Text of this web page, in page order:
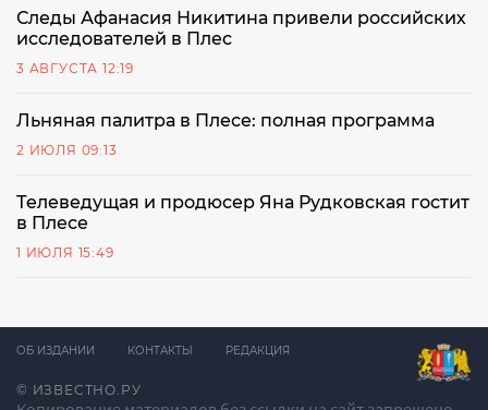
Следы Афанасия Никитина привели российских
исследователей в Плес
3 АВГУСТА 12:19
Льняная палитра в Плесе: полная программа
2 ИЮЛЯ 09:13
Телеведущая и продюсер Яна Рудковская гостит
в Плесе
1 ИЮЛЯ 15:49
© ИЗВЕСТНО.РУ
ОБ ИЗДАНИИ КОНТАКТЫ РЕДАКЦИЯ